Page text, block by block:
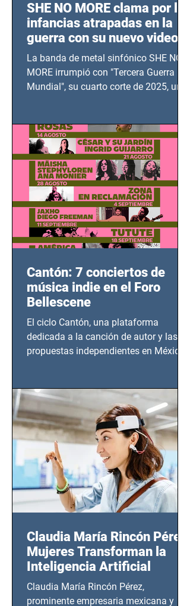
SHE NO MORE clama por las
infancias atrapadas en la
guerra con su nuevo video
TERCERA GUERRA
MUNDIAL
La banda de metal sinfónico SHE NO
MORE irrumpió con "Tercera Guerra
Mundial", su cuarto corte de 2025, un
bélicos.
Cantón: 7 conciertos de
música indie en el Foro
Bellescene
El ciclo Cantón, una plataforma
dedicada a la canción de autor y las
propuestas independientes en México,
CDMX), todos los miércoles a partir del
14 de agosto al 25 de septiembre, a las
20:00 horas.
Claudia María Rincón Pérez:
Mujeres Transforman la
Inteligencia Artificial
Claudia María Rincón Pérez,
prominente empresaria mexicana y